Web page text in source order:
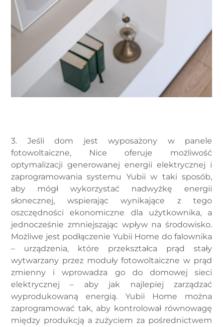
3. Jeśli dom jest wyposażony w panele
fotowoltaiczne, Nice oferuje możliwość
optymalizacji generowanej energii elektrycznej i
zaprogramowania systemu Yubii w taki sposób,
aby mógł wykorzystać nadwyżkę energii
słonecznej, wspierając wynikające z tego
oszczędności ekonomiczne dla użytkownika, a
jednocześnie zmniejszając wpływ na środowisko.
Możliwe jest podłączenie Yubii Home do falownika
– urządzenia, które przekształca prąd stały
wytwarzany przez moduły fotowoltaiczne w prąd
zmienny i wprowadza go do domowej sieci
elektrycznej – aby jak najlepiej zarządzać
wyprodukowaną energią. Yubii Home można
zaprogramować tak, aby kontrolował równowagę
między produkcją a zużyciem za pośrednictwem